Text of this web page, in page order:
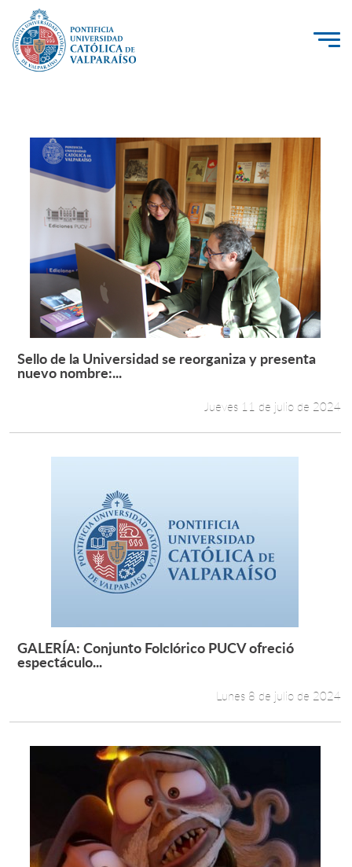
PUCV Internacional
Vinculación con el Medio
Admisión
Postgrado
Formación Continua
Funcionarios
Leer más +
Sello de la Universidad se reorganiza y presenta
nuevo nombre:...
Jueves 11 de julio de 2024
Leer más +
GALERÍA: Conjunto Folclórico PUCV ofreció
espectáculo...
Lunes 8 de julio de 2024